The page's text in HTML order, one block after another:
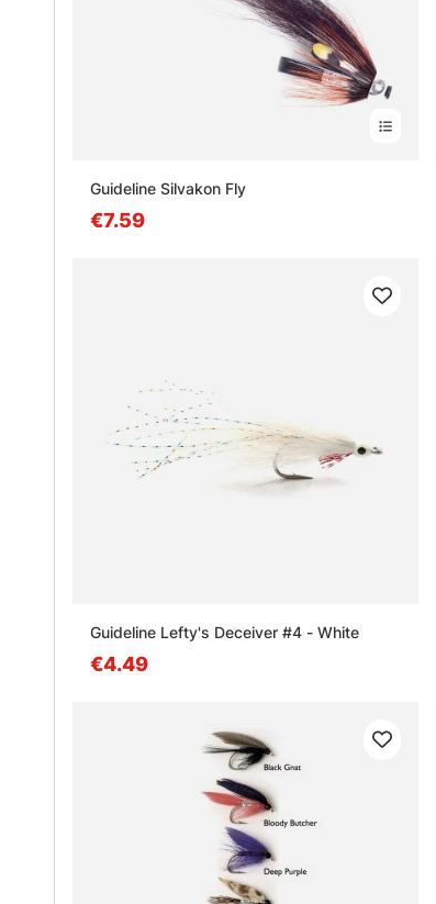
Guideline Silvakon Fly
€7.59
Guideline Lefty's Deceiver #4 - White
€4.49